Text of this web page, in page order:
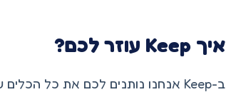
איך Keep עוזר לכם?
ב-Keep אנחנו נותנים לכם את כל הכלים שצריך כדי לנהל את העסק בראש שקט.